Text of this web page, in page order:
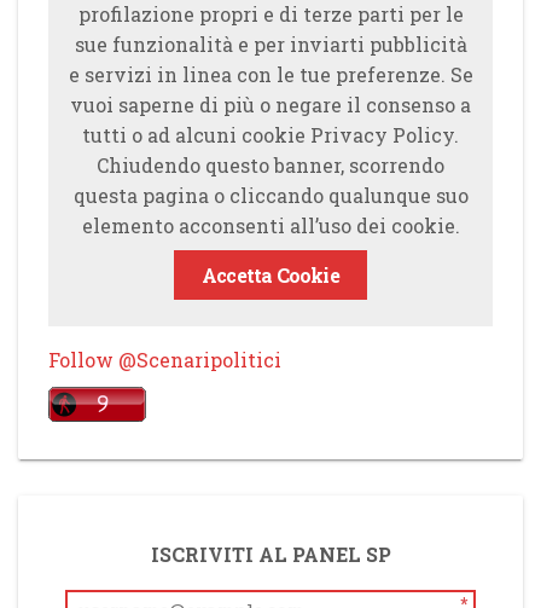
profilazione propri e di terze parti per le
sue funzionalità e per inviarti pubblicità
e servizi in linea con le tue preferenze. Se
vuoi saperne di più o negare il consenso a
tutti o ad alcuni cookie Privacy Policy.
Chiudendo questo banner, scorrendo
questa pagina o cliccando qualunque suo
elemento acconsenti all’uso dei cookie.
Accetta Cookie
Follow @Scenaripolitici
ISCRIVITI AL PANEL SP